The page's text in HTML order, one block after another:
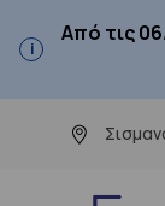
Από τις